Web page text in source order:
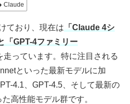
Claude
ており、現在は 「Claude 4シ
「GPT-4ファミリー
走っています。特に注目される
といった最新モデルに加
4.1、GPT-4.5、そして最新の
高性能モデル群です。